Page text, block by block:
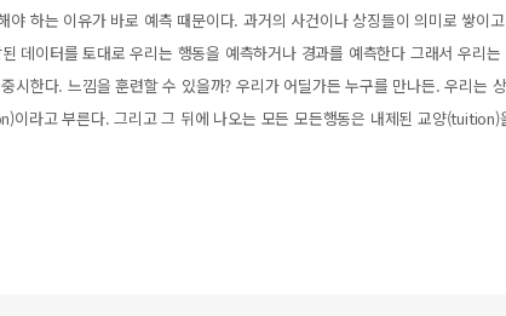
하는 이유가 바로 예측 때문이다. 과거의 사건이나 상징들이 의미로 쌓이고
데이터를 토대로 우리는 행동을 예측하거나 경과를 예측한다 그래서 우리는
시한다. 느낌을 훈련할 수 있을까? 우리가 어딜가든 누구를 만나든. 우리는
이라고 부른다. 그리고 그 뒤에 나오는 모든 모든행동은 내제된 교양(tuition)